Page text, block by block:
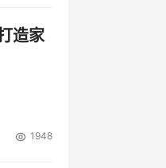
造家
1948